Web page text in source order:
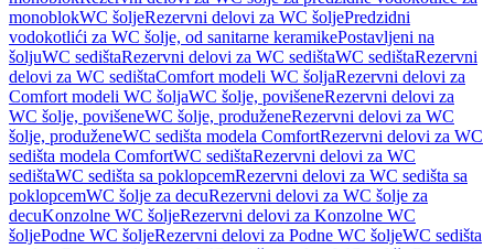
monoblokWC šoljeRezervni delovi za WC šoljePredzidni
vodokotlići za WC šolje, od sanitarne keramikePostavljeni na
šoljuWC sedištaRezervni delovi za WC sedištaWC sedištaRezervni
delovi za WC sedištaComfort modeli WC šoljaRezervni delovi za
Comfort modeli WC šoljaWC šolje, povišeneRezervni delovi za
WC šolje, povišeneWC šolje, produženeRezervni delovi za WC
šolje, produženeWC sedišta modela ComfortRezervni delovi za WC
sedišta modela ComfortWC sedištaRezervni delovi za WC
sedištaWC sedišta sa poklopcemRezervni delovi za WC sedišta sa
poklopcemWC šolje za decuRezervni delovi za WC šolje za
decuKonzolne WC šoljeRezervni delovi za Konzolne WC
šoljePodne WC šoljeRezervni delovi za Podne WC šoljeWC sedišta